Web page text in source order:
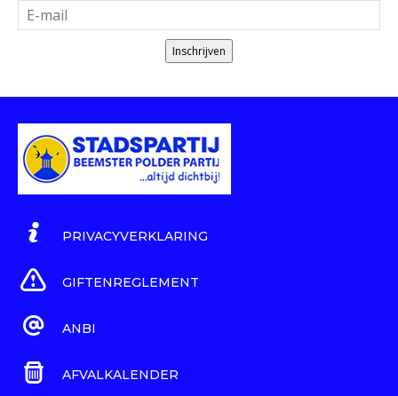
Inschrijven
PRIVACYVERKLARING
GIFTENREGLEMENT
ANBI
AFVALKALENDER